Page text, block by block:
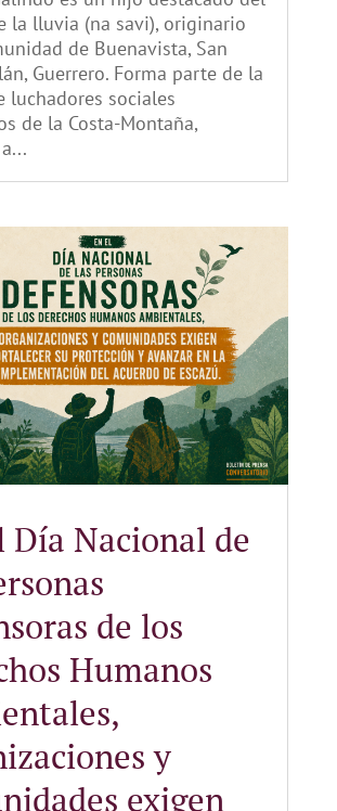
la lluvia (na savi), originario
de Buenavista, San
Guerrero. Forma parte de la
luchadores sociales
de la Costa-Montaña,
Día Nacional de
de los
Humanos
y
exigen